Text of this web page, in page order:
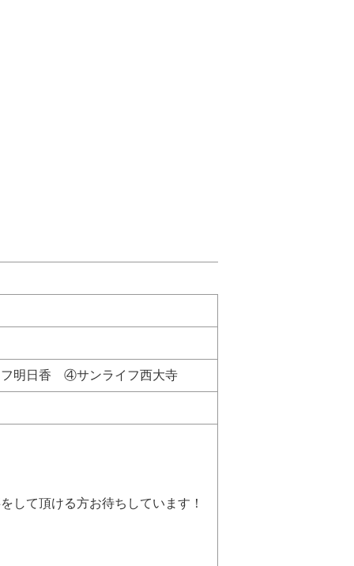
明日香 ④サンライフ西大寺
して頂ける方お待ちしています！